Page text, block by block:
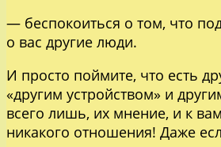
— беспокоиться о том, что
о вас другие люди.
И просто поймите, что есть
«другим устройством» и
всего лишь, их мнение, и к
никакого отношения! Даже